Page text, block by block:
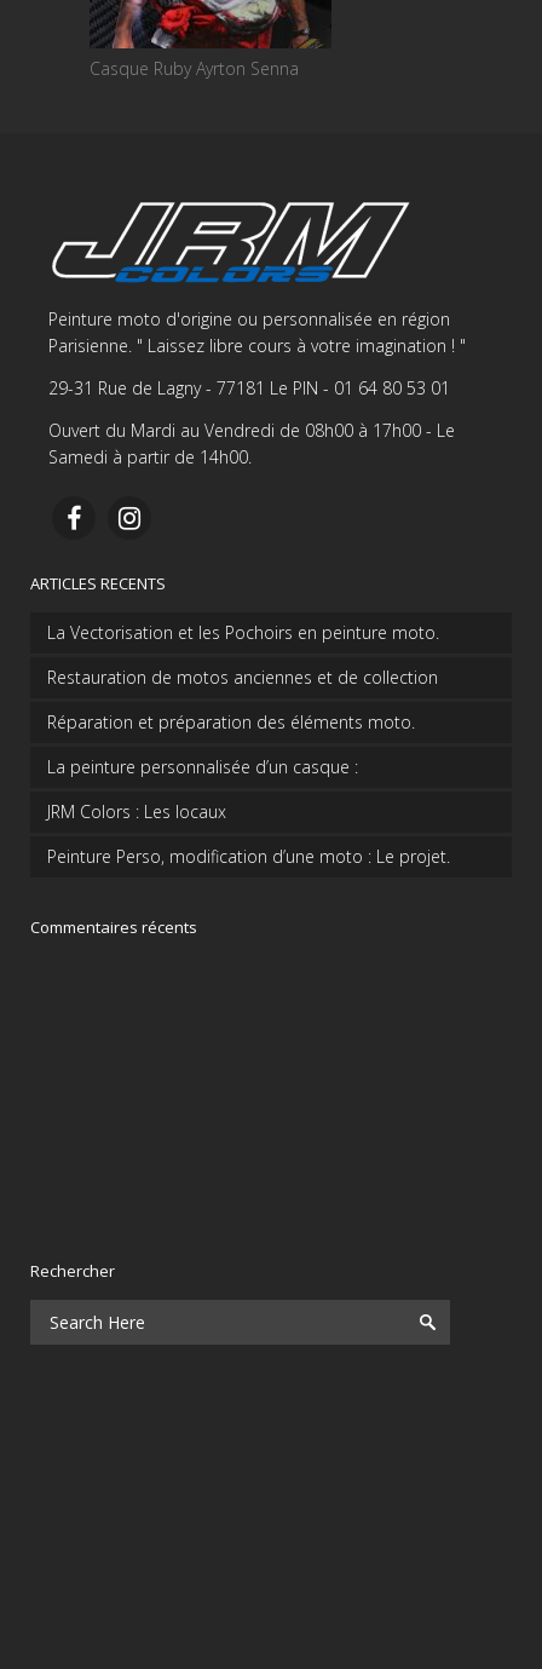
Casque Ruby Ayrton Senna
Peinture moto d'origine ou personnalisée en région
Parisienne. " Laissez libre cours à votre imagination ! "
29-31 Rue de Lagny - 77181 Le PIN - 01 64 80 53 01
Ouvert du Mardi au Vendredi de 08h00 à 17h00 - Le
Samedi à partir de 14h00.
ARTICLES RECENTS
La Vectorisation et les Pochoirs en peinture moto.
Restauration de motos anciennes et de collection
Réparation et préparation des éléments moto.
La peinture personnalisée d’un casque :
JRM Colors : Les locaux
Peinture Perso, modification d’une moto : Le projet.
Commentaires récents
Rechercher